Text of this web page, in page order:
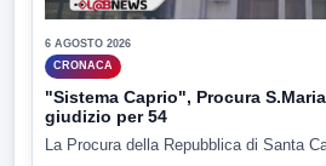
6 AGOSTO 2026
CRONACA
"Sistema Caprio", Procura
giudizio per 54
La Procura della Repubblica di Santa